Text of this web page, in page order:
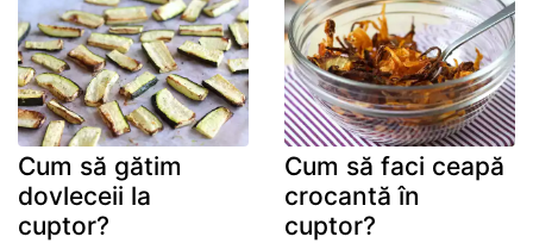
Cum să gătim
dovleceii la
cuptor?
Cum să faci ceapă
crocantă în
cuptor?